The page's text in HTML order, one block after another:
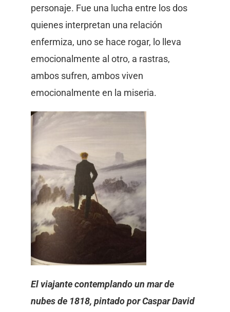
personaje. Fue una lucha entre los dos
quienes interpretan una relación
enfermiza, uno se hace rogar, lo lleva
emocionalmente al otro, a rastras,
ambos sufren, ambos viven
emocionalmente en la miseria.
El viajante contemplando un mar de
nubes de 1818, pintado por Caspar David